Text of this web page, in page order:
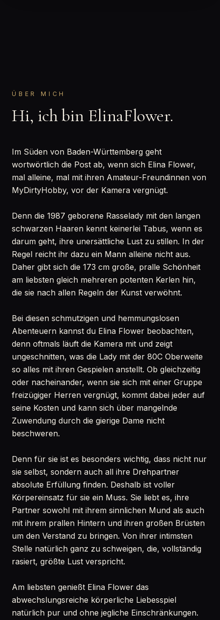
ÜBER MICH
Hi, ich bin ElinaFlower.
Im Süden von Baden-Württemberg geht
wortwörtlich die Post ab, wenn sich Elina Flower,
mal alleine, mal mit ihren Amateur-Freundinnen von
MyDirtyHobby, vor der Kamera vergnügt.
Denn die 1987 geborene Rasselady mit den langen
schwarzen Haaren kennt keinerlei Tabus, wenn es
darum geht, ihre unersättliche Lust zu stillen. In der
Regel reicht ihr dazu ein Mann alleine nicht aus.
Daher gibt sich die 173 cm große, pralle Schönheit
am liebsten gleich mehreren potenten Kerlen hin,
die sie nach allen Regeln der Kunst verwöhnt.
Bei diesen schmutzigen und hemmungslosen
Abenteuern kannst du Elina Flower beobachten,
denn oftmals läuft die Kamera mit und zeigt
ungeschnitten, was die Lady mit der 80C Oberweite
so alles mit ihren Gespielen anstellt. Ob gleichzeitig
oder nacheinander, wenn sie sich mit einer Gruppe
freizügiger Herren vergnügt, kommt dabei jeder auf
seine Kosten und kann sich über mangelnde
Zuwendung durch die gierige Dame nicht
beschweren.
Denn für sie ist es besonders wichtig, dass nicht nur
sie selbst, sondern auch all ihre Drehpartner
absolute Erfüllung finden. Deshalb ist voller
Körpereinsatz für sie ein Muss. Sie liebt es, ihre
Partner sowohl mit ihrem sinnlichen Mund als auch
mit ihrem prallen Hintern und ihren großen Brüsten
um den Verstand zu bringen. Von ihrer intimsten
Stelle natürlich ganz zu schweigen, die, vollständig
rasiert, größte Lust verspricht.
Am liebsten genießt Elina Flower das
abwechslungsreiche körperliche Liebesspiel
natürlich pur und ohne jegliche Einschränkungen.